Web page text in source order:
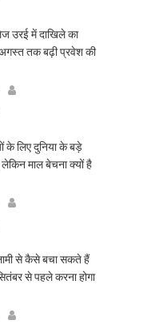
उरई में दाखिले का
तक बढ़ी प्रवेश की
के लिए दुनिया के बड़े
माल बेचना क्यों है
से कैसे बचा सकते हैं
से पहले करना होगा